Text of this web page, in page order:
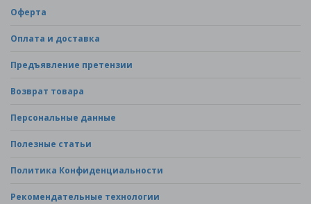
Оферта
Оплата и доставка
Предъявление претензии
Возврат товара
Персональные данные
Полезные статьи
Политика Конфиденциальности
Рекомендательные технологии